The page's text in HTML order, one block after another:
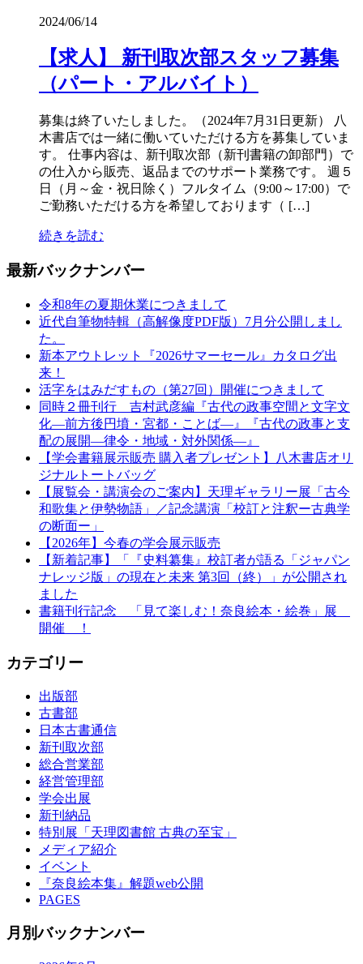
2024/06/14
【求人】 新刊取次部スタッフ募集
（パート・アルバイト）
募集は終了いたしました。（2024年7月31日更新） 八
木書店では一緒に働いていただける方を募集していま
す。 仕事内容は、新刊取次部（新刊書籍の卸部門）で
の仕入から販売、返品までのサポート業務です。 週５
日（月～金・祝日除く）フルタイム（9:00～17:00）で
ご勤務いただける方を希望しております（ […]
続きを読む
最新バックナンバー
令和8年の夏期休業につきまして
近代自筆物特輯（高解像度PDF版）7月分公開しまし
た。
新本アウトレット『2026サマーセール』カタログ出
来！
活字をはみだすもの（第27回）開催につきまして
同時２冊刊行 吉村武彦編『古代の政事空間と文字文
化—前方後円墳・宮都・ことば—』『古代の政事と支
配の展開—律令・地域・対外関係—』
【学会書籍展示販売 購入者プレゼント】八木書店オリ
ジナルトートバッグ
【展覧会・講演会のご案内】天理ギャラリー展「古今
和歌集と伊勢物語」／記念講演「校訂と注釈ー古典学
の断面ー」
【2026年】今春の学会展示販売
【新着記事】「『史料纂集』校訂者が語る「ジャパン
ナレッジ版」の現在と未来 第3回（終）」が公開され
ました
書籍刊行記念 「見て楽しむ！奈良絵本・絵巻」展
開催 ！
カテゴリー
出版部
古書部
日本古書通信
新刊取次部
総合営業部
経営管理部
学会出展
新刊納品
特別展「天理図書館 古典の至宝」
メディア紹介
イベント
『奈良絵本集』解題web公開
PAGES
月別バックナンバー